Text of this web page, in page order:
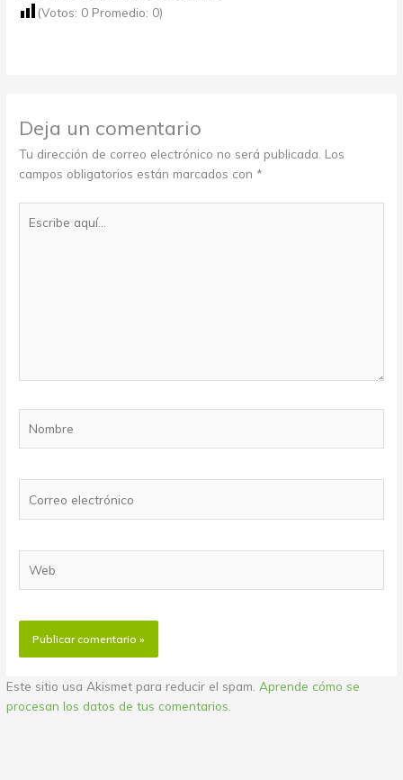
(Votos: 0 Promedio: 0)
Deja un comentario
Tu dirección de correo electrónico no será publicada. Los
campos obligatorios están marcados con *
aquí...
electrónico
Este sitio usa Akismet para reducir el spam. Aprende cómo se
procesan los datos de tus comentarios.